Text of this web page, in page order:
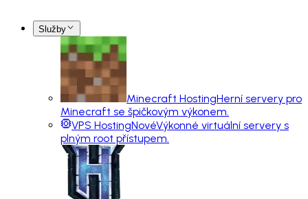
Služby
Minecraft HostingHerní servery pro
Minecraft se špičkovým výkonem.
VPS HostingNovéVýkonné virtuální servery s
plným root přístupem.